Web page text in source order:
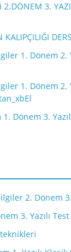
3.
KALIPÇILIĞI
1. Dönem 2.
1. Dönem 2.
Dönem 3.
2. Dönem 3.
3. Yazılı